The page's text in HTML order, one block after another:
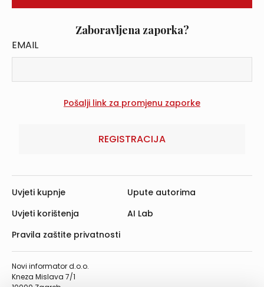
Zaboravljena zaporka?
EMAIL
REGISTRACIJA
Novi informator d.o.o.
Kneza Mislava 7/1
Uvjeti kupnje
Uvjeti korištenja
Pravila zaštite privatnosti
Upute autorima
AI Lab